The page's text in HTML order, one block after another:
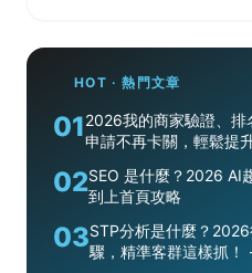
HOT · 熱門文章
012026我的商家驗證、排
申請不再卡關，輕鬆提
02SEO 是什麼？2026 AI
到上首頁攻略
03STP分析是什麼？
驟，精準客群這樣抓！